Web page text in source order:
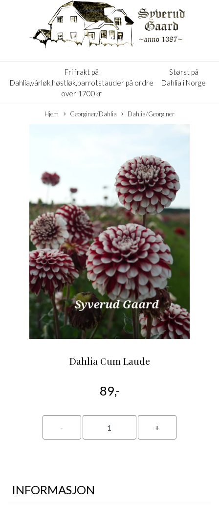
Fri frakt på
Dahlia,vårløk,høstløk,barrotstauder på ordre
over 1700kr
Størst på
Dahlia i Norge
Hjem Georginer/Dahlia Dahlia/Georginer
Dahlia Cum Laude
89,-
INFORMASJON